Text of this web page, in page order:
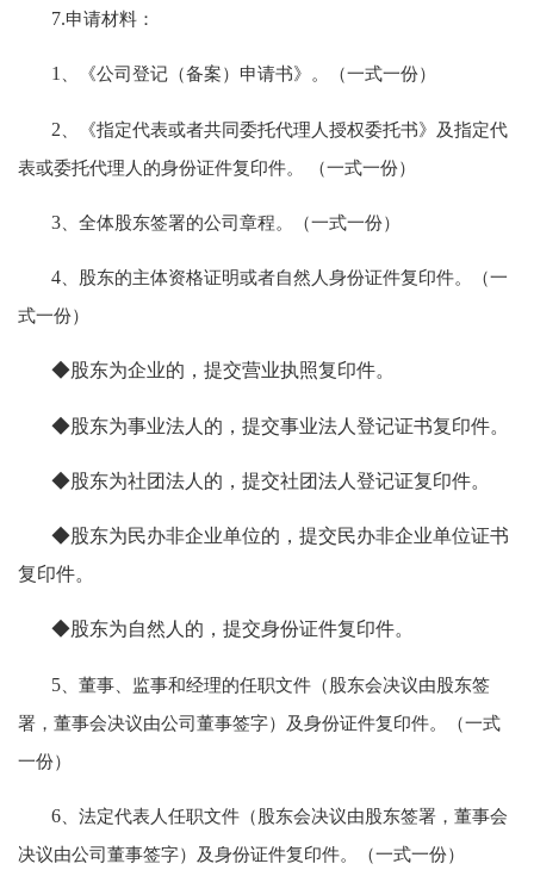
7.申请材料：
1、《公司登记（备案）申请书》。（一式一份）
2 、《指定代表或者共同委托代理人授权委托书》及指定代
表或委托代理人的身份证件复印件。 （一式一份）
3 、全体股东签署的公司章程。（一式一份）
4 、股东的主体资格证明或者自然人身份证件复印件。（一
式一份）
◆股东为企业的，提交营业执照复印件。
◆股东为事业法人的，提交事业法人登记证书复印件。
◆股东为社团法人的，提交社团法人登记证复印件。
◆股东为民办非企业单位的，提交民办非企业单位证书
复印件。
◆股东为自然人的，提交身份证件复印件。
5 、董事、监事和经理的任职文件（股东会决议由股东签
署，董事会决议由公司董事签字）及身份证件复印件。（一式
一份）
6 、法定代表人任职文件（股东会决议由股东签署，董事会
决议由公司董事签字）及身份证件复印件。（一式一份）